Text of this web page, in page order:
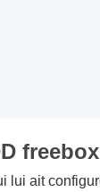
lui ait